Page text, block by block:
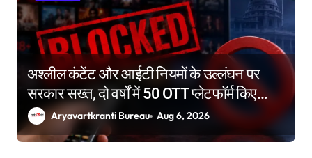
अश्लील कंटेंट और आईटी नियमों के उल्लंघन पर
सरकार सख्त, दो वर्षों में 50 OTT प्लेटफॉर्म किए
ब्लॉकAryavartkranti Bureau Aug 6, 2026